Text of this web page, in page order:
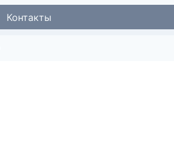
Контакты